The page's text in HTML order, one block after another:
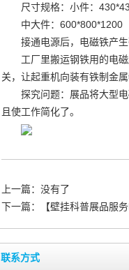
尺寸规格：小件：
中大件：
接通电源后，电磁铁产
工厂里搬运钢铁用的电
关，让起重机向装有铁制金
探究问题：展品将大型
且使工作简化了。
上一篇：没有了
下一篇：
【壁挂科普展品服
联系方式